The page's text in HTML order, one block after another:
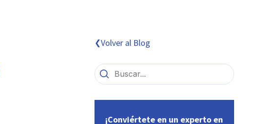
❮Volver al Blog
¡Conviértete en un experto en